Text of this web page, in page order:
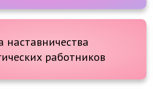
наставничества
работников